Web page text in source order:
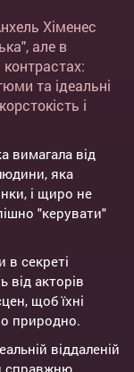
Хіменес
але в
та ідеальні
і
вимагала від
яка
і щиро не
"керувати"
секреті
від акторів
щоб їхні
природно.
віддаленій